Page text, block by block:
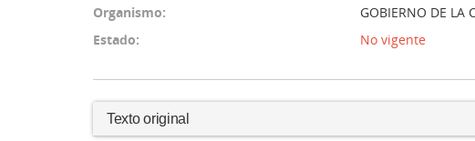
Organismo:
GOBIERNO DE LA
Estado:
No vigente
Texto original